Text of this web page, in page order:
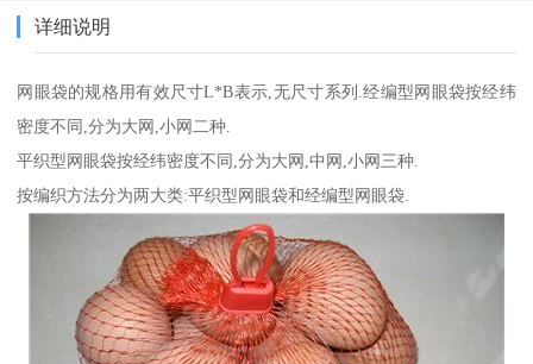
详细说明
网眼袋的规格用有效尺寸L*B表示,无尺寸系列.经编型网眼袋按经纬
密度不同,分为大网,小网二种.
平织型网眼袋按经纬密度不同,分为大网,中网,小网三种.
按编织方法分为两大类:平织型网眼袋和经编型网眼袋.